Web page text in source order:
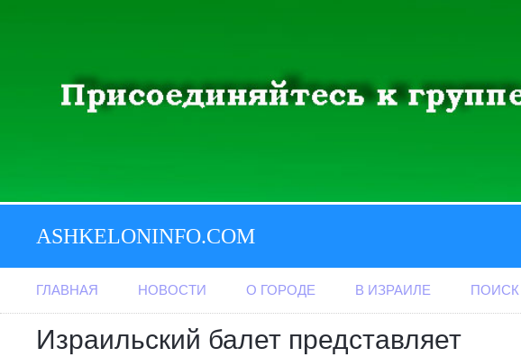
ASHKELONINFO.COM
ГЛАВНАЯ НОВОСТИ О ГОРОДЕ В ИЗРАИЛЕ ПОИСК
Израильский балет представляет